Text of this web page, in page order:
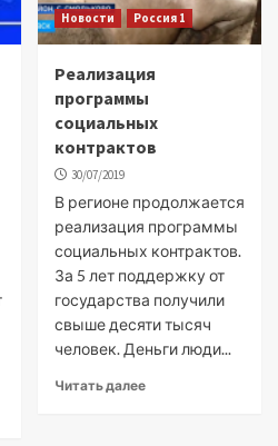
Новости Россия 1
Реализация
программы
социальных
контрактов
30/07/2019
В регионе продолжается
реализация программы
социальных контрактов.
За 5 лет поддержку от
государства получили
свыше десяти тысяч
человек. Деньги люди...
Читать далее